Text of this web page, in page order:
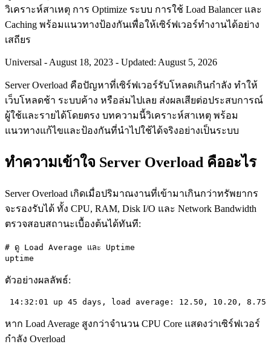
วิเคราะห์สาเหตุ การ Optimize ระบบ การใช้ Load Balancer และ
Caching พร้อมแนวทางป้องกันเพื่อให้เซิร์ฟเวอร์ทำงานได้อย่าง
เสถียร
Universal - August 18, 2023 - Updated: August 5, 2026
Server Overload คือปัญหาที่เซิร์ฟเวอร์รับโหลดเกินกำลัง ทำให้
เว็บโหลดช้า ระบบค้าง หรือล่มไปเลย ส่งผลเสียต่อประสบการณ์
ผู้ใช้และรายได้โดยตรง บทความนี้วิเคราะห์สาเหตุ พร้อม
แนวทางแก้ไขและป้องกันที่นำไปใช้ได้จริงอย่างเป็นระบบ
ทำความเข้าใจ Server Overload คืออะไร
Server Overload เกิดเมื่อปริมาณงานที่เข้ามาเกินกว่าทรัพยากร
จะรองรับได้ ทั้ง CPU, RAM, Disk I/O และ Network Bandwidth
ตรวจสอบสถานะเบื้องต้นได้ทันที:
# ดู Load Average และ Uptime
uptime
ตัวอย่างผลลัพธ์:
14:32:01 up 45 days, load average: 12.50, 10.20, 8.75
หาก Load Average สูงกว่าจำนวน CPU Core แสดงว่าเซิร์ฟเวอร์
กำลัง Overload